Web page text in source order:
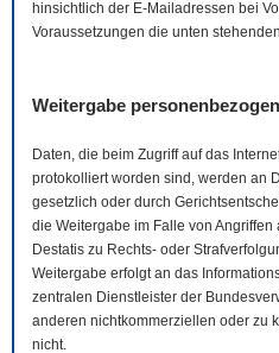
hinsichtlich der E-Mail adressen bei
Voraussetzungen die unten
Weitergabe
Daten, die beim Zugriff auf das
protokolliert worden sind, werden an
gesetzlich oder durch
die Weitergabe im Falle von Angriffen
Destatis zu Rechts- oder
Weitergabe erfolgt an das
zentralen Dienstleister der
anderen nichtkommerziellen oder zu
nicht.